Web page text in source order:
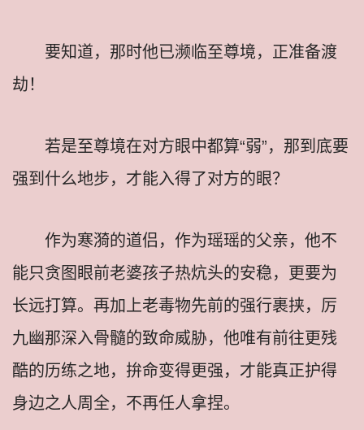
要知道，那时他已濒临至尊境，正准备渡
劫！
若是至尊境在对方眼中都算“弱”，那到底要
强到什么地步，才能入得了对方的眼？
作为寒漪的道侣，作为瑶瑶的父亲，他不
能只贪图眼前老婆孩子热炕头的安稳，更要为
长远打算。再加上老毒物先前的强行裹挟，厉
九幽那深入骨髓的致命威胁，他唯有前往更残
酷的历练之地，拚命变得更强，才能真正护得
身边之人周全，不再任人拿捏。